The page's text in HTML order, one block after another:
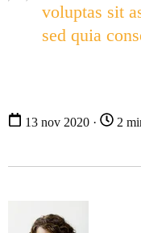
voluptas sit
sed quia
13 nov 2020 · 2